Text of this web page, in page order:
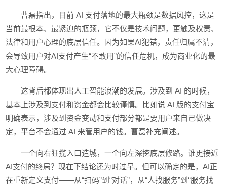
曹磊指出，目前 AI 支付落地的最大瓶颈是数据风控，这是
当前最根本、最紧迫的瓶颈，它不仅是技术问题，更触及权责、
法律和用户心理的底层信任。因为如果AI犯错，责任归属不清，
会导致用户对AI支付产生“不敢用”的信任危机，成为商业化的最
大心理障碍。
这背后都体现出人工智能浪潮的发展。涉及到 AI 的时候，
基本上涉及到支付和资金都会比较谨慎。比如说 AI 版的支付宝
明确表示，涉及到资金变动和支付部分都是要用户来自己做决
定，平台不会通过 AI 来管用户的钱。曹磊补充阐述。
一个向右狂揽入口造城，一个向左深挖底层修路。谁更接近
AI支付的终局？现在下结论还为时过早。但可以确定的是，AI正
在重新定义支付——从“扫码”到“对话”，从“人找服务”到“服务找